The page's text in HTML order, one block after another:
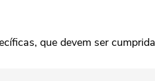
que devem ser